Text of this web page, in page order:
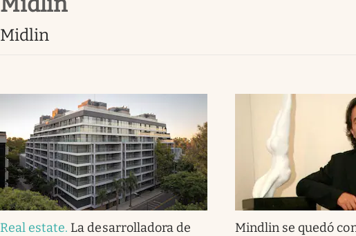
Eventos Corporativos
El Cronista Studio
Mediakit
abre en nueva pestaña
midlin
Real estate. La desarrolladora de
Mindlin se quedó